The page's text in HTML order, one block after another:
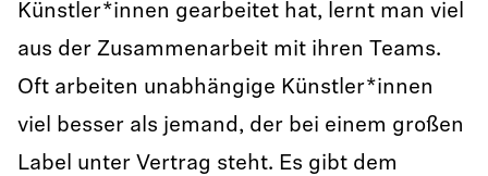
Künstler*innen gearbeitet hat, lernt man viel
aus der Zusammenarbeit mit ihren Teams.
Oft arbeiten unabhängige Künstler*innen
viel besser als jemand, der bei einem großen
Label unter Vertrag steht. Es gibt dem